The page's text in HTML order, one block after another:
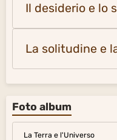
Il desiderio e lo
La solitudine e
Foto album
La Terra e l'Universo